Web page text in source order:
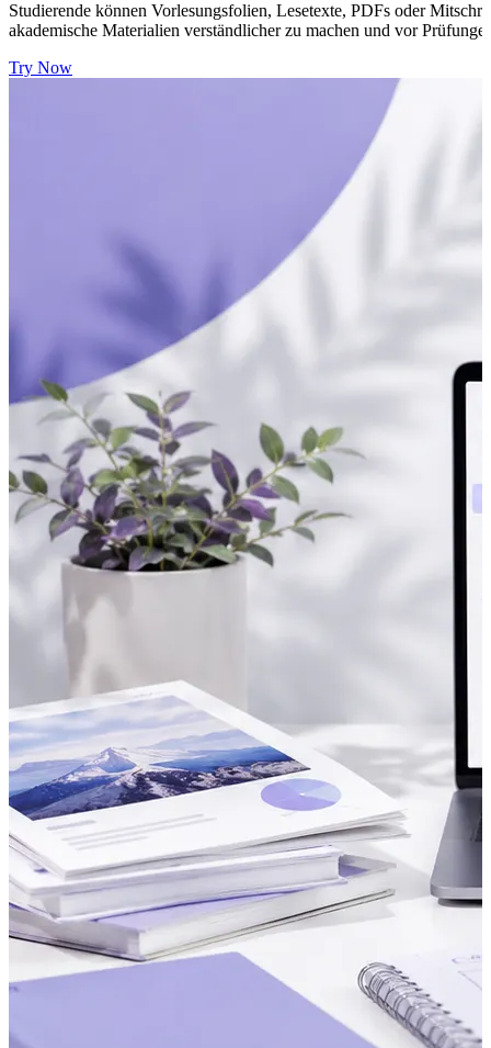
Studierende können Vorlesungsfolien, Lesetexte, PDFs oder
akademische Materialien verständlicher zu machen und vor
Try Now